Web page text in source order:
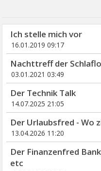
Ich stelle mich vor
16.01.2019 09:17
Nachttreff der
03.01.2021 03:49
Der Technik Talk
14.07.2025 21:05
Der Urlaubsfred - Wo
13.04.2026 11:20
Der Finanzenfred
etc